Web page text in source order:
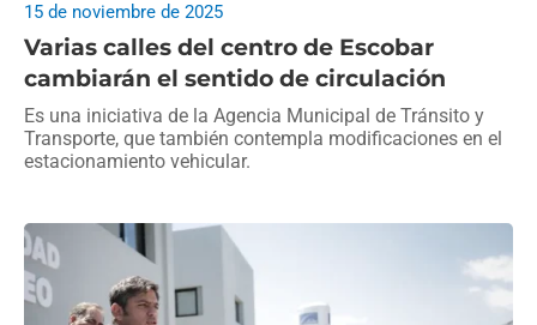
Varias calles del centro de Escobar
cambiarán el sentido de circulación
15 de noviembre de 2025
Es una iniciativa de la Agencia Municipal de Tránsito y
Transporte, que también contempla modificaciones en el
estacionamiento vehicular.